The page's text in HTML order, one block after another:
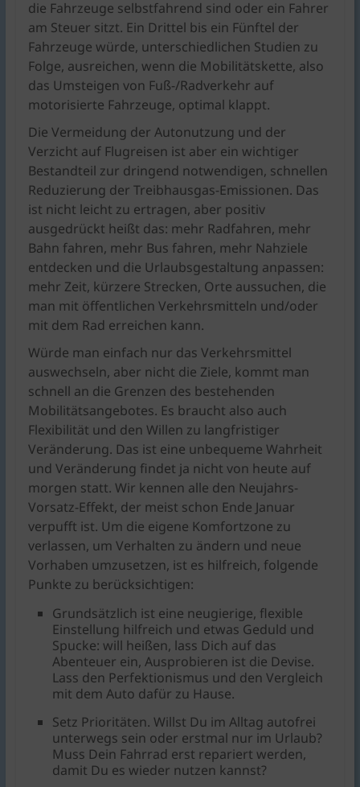
die Fahrzeuge selbstfahrend sind oder ein Fahrer
am Steuer sitzt. Ein Drittel bis ein Fünftel der
Fahrzeuge würde, unterschiedlichen Studien zu
Folge, ausreichen, wenn die Mobilitätskette, also
das Umsteigen von Fuß-/Radverkehr auf
motorisierte Fahrzeuge, optimal klappt.
Die Vermeidung der Autonutzung und der
Verzicht auf Flugreisen ist aber ein wichtiger
Bestandteil zur dringend notwendigen, schnellen
Reduzierung der Treibhausgas-Emissionen. Das
ist nicht leicht zu ertragen, aber positiv
ausgedrückt heißt das: mehr Radfahren, mehr
Bahn fahren, mehr Bus fahren, mehr Nahziele
entdecken und die Urlaubsgestaltung anpassen:
mehr Zeit, kürzere Strecken, Orte aussuchen, die
man mit öffentlichen Verkehrsmitteln und/oder
mit dem Rad erreichen kann.
Würde man einfach nur das Verkehrsmittel
auswechseln, aber nicht die Ziele, kommt man
schnell an die Grenzen des bestehenden
Mobilitätsangebotes. Es braucht also auch
Flexibilität und den Willen zu langfristiger
Veränderung. Das ist eine unbequeme Wahrheit
und Veränderung findet ja nicht von heute auf
morgen statt. Wir kennen alle den Neujahrs-
Vorsatz-Effekt, der meist schon Ende Januar
verpufft ist. Um die eigene Komfortzone zu
verlassen, um Verhalten zu ändern und neue
Vorhaben umzusetzen, ist es hilfreich, folgende
Punkte zu berücksichtigen:
Grundsätzlich ist eine neugierige, flexible
Einstellung hilfreich und etwas Geduld und
Spucke: will heißen, lass Dich auf das
Abenteuer ein, Ausprobieren ist die Devise.
Lass den Perfektionismus und den Vergleich
mit dem Auto dafür zu Hause.
Setz Prioritäten. Willst Du im Alltag autofrei
unterwegs sein oder erstmal nur im Urlaub?
Muss Dein Fahrrad erst repariert werden,
damit Du es wieder nutzen kannst?